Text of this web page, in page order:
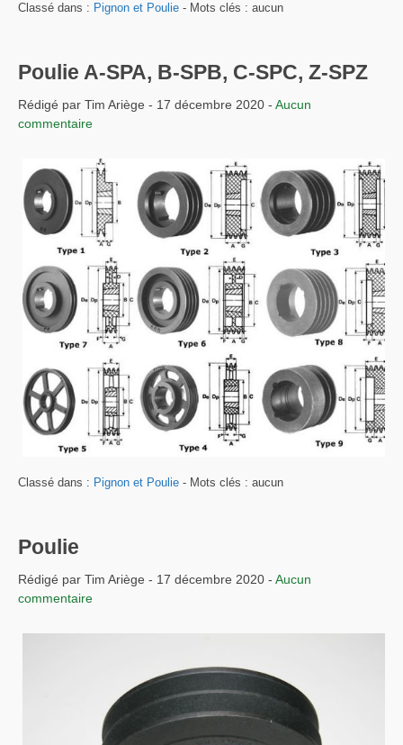
Classé dans : Pignon et Poulie - Mots clés : aucun
Poulie A-SPA, B-SPB, C-SPC, Z-SPZ
Rédigé par Tim Ariège - 17 décembre 2020 - Aucun
commentaire
Classé dans : Pignon et Poulie - Mots clés : aucun
Poulie
Rédigé par Tim Ariège - 17 décembre 2020 - Aucun
commentaire